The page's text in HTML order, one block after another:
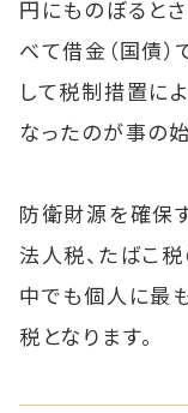
円にものぼると
べて借金（国債
して税制措置に
なったのが事の始
防衛財源を確保
法人税、たばこ
中でも個人に最
税となります。